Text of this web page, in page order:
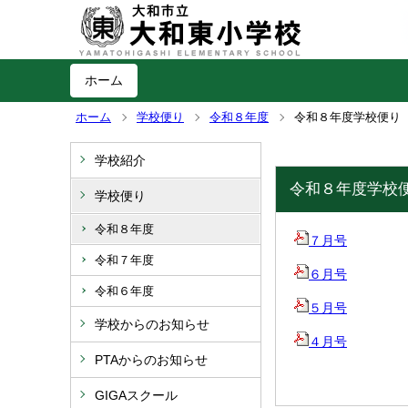
ホーム
ホーム 学校便り 令和８年度 令和８年度学校便り
学校紹介
学校便り
令和８年度
令和７年度
令和６年度
学校からのお知らせ
PTAからのお知らせ
GIGAスクール
令和８年度学校
７月号
６月号
５月号
４月号